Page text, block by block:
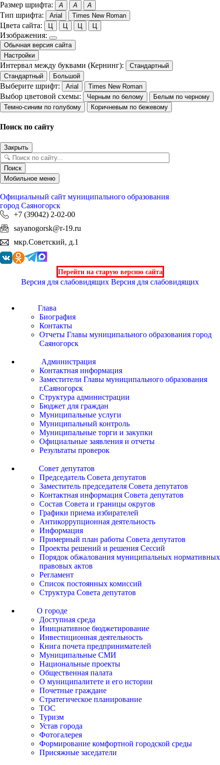
Размер шрифта: A A A
Тип шрифта: Arial Times New Roman
Цвета сайта: Ц Ц Ц Ц
Изображения:
Обычная версия сайта
Настройки
Интервал между буквами (Кернинг):
Стандартный
Стандартный
Большой
Выберите шрифт: Arial Times New Roman
Выбор цветовой схемы: Черным по белому
Белым по черному
Темно-синим по голубому
Коричневым по бежевому
Поиск по сайту
Закрыть
Поиск
Мобильное меню
Официальный сайт муниципального образования
город Саяногорск
+7 (39042) 2-02-00
sayanogorsk@r-19.ru
мкр.Советский, д.1
Перейти на старую версию сайта
Версия для слабовидящих Версия для слабовидящих
Глава
Биография
Контакты
Отчеты Главы муниципального образования город
Саяногорск
Администрация
Контактная информация
Заместители Главы муниципального образования
г.Саяногорск
Структура администрации
Бюджет для граждан
Муниципальные услуги
Муниципальный контроль
Муниципальные торги и закупки
Официальные заявления и отчеты
Результаты проверок
Совет депутатов
Председатель Совета депутатов
Заместитель председателя Совета депутатов
Контактная информация Совета депутатов
Состав Совета и границы округов
Графики приема избирателей
Антикоррупционная деятельность
Информация
Примерный план работы Совета депутатов
Проекты решений и решения Сессий
Порядок обжалования муниципальных нормативных
правовых актов
Регламент
Список постоянных комиссий
Структура Совета депутатов
О городе
Доступная среда
Инициативное бюджетирование
Инвестиционная деятельность
Книга почета предпринимателей
Муниципальные СМИ
Национальные проекты
Общественная палата
О муниципалитете и его истории
Почетные граждане
Стратегическое планирование
ТОС
Туризм
Устав города
Фотогалерея
Формирование комфортной городской среды
Присяжные заседатели